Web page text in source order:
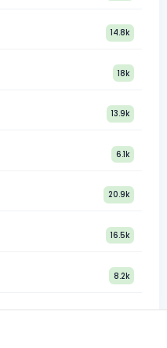
14.8k
18k
13.9k
6.1k
20.9k
16.5k
8.2k